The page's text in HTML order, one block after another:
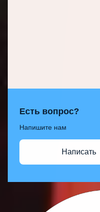
Есть вопрос?
Напишите нам
Написать